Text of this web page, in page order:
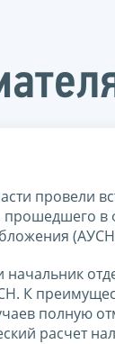
провели
в
начальник
К
полную
расчет